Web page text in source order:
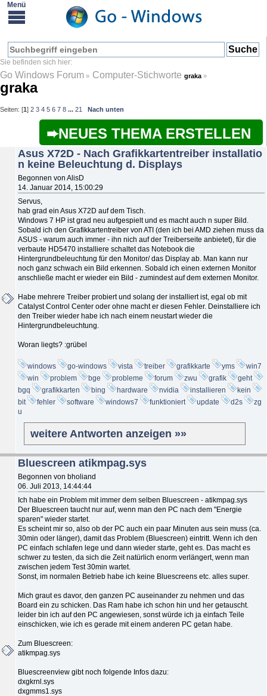
Go Windows Forum » Computer-Stichwortegraka »
graka
Seiten: [1] 2 3 4 5 6 7 8 ... 21 Nach unten
NEUES THEMA ERSTELLEN
Asus X72D - Nach Grafikkartentreiber installatio
n keine Beleuchtung d. Displays
Begonnen von AlisD
14. Januar 2014, 15:00:29
Servus,
hab grad ein Asus X72D auf dem Tisch.
Windows 7 HP ist grad neu aufgespielt und es macht auch n super Bild.
Sobald ich den Grafikkartentreiber von ATI (den ich bei AMD ziehen muss da
ASUS - warum auch immer - ihn nich auf der Treiberseite anbietet), für die
verbaute HD5470 installiere schaltet das Notebook die
Hintergrundbeleuchtung für den Monitor/ das Display ab. Man kann nur
noch ganz schwach ein Bild erkennen. Sobald ich einen externen Monitor
anschließe macht er wieder ein Bild - zumindest auf dem externen Monitor.
Habe mehrere Treiber probiert und solang der installiert ist, egal ob mit
Catalyst Control Center oder ohne macht er diesen Fehler. Deinstalliere ich
den Treiber wieder habe ich nach einem neustart wieder die
Hintergrundbeleuchtung.
Woran liegts? :grübel
windows go-windows vista treiber grafikkarte yms
win7
win
problem bge probleme forum zwu grafik
geht
bgq
grafikkarten bing hardware nvidia installieren
kein
bit
fehler software windows7 funktioniert update d2s
zg
u
weitere Antworten anzeigen »»
Bluescreen atikmpag.sys
Begonnen von bholiand
06. Juli 2013, 14:44:44
Ich habe ein Problem mit immer dem selben Bluescreen - atikmpag.sys
Der Bluescreen taucht nur auf, wenn man den PC nach dem "Energie
sparen" wieder startet.
Es scheint mir so, also ob der PC auch ein paar Minuten aus sein muss (ca.
30min oder länger), damit das Problem (Bluescreen) eintritt. Wenn ich den
PC einfach schlafen lege und dann wieder starte, geht es. Das macht es
schwer zu testen, da sich die Zeit natürlich enorm verlängert, wenn man
zwischen jedem Test 30min wartet.
Sonst, im normalen Betrieb habe ich keine Bluescreens etc. alles super.
Mich graut es davor, den ganzen PC auseinander zu nehmen und das
Board ein zu schicken. Das Ram habe ich schon hin und her getauscht.
leider bin ich auf den PC angewiesen, sonst würde ich ja einfach Teile
einschicken, wie ich es gerade mit einem anderen PC getan habe.
Zum Bluescreen:
atikmpag.sys
Bluescreenview gibt noch folgende Infos dazu:
dxgkrnl.sys
dxgmms1.sys